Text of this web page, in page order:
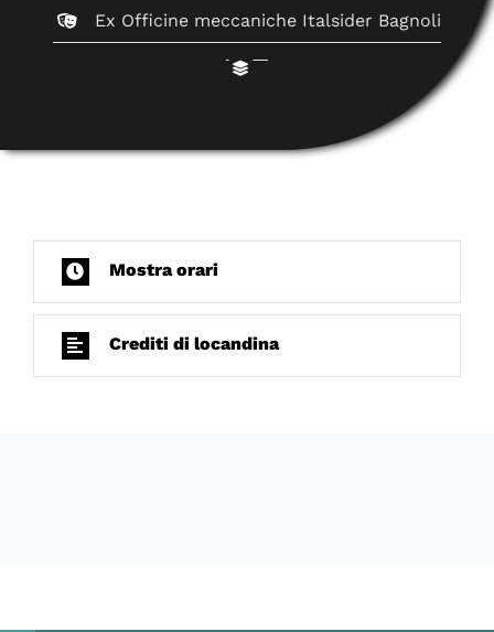
Ex Officine meccaniche Italsider Bagnoli
Mostra orari
Crediti di locandina